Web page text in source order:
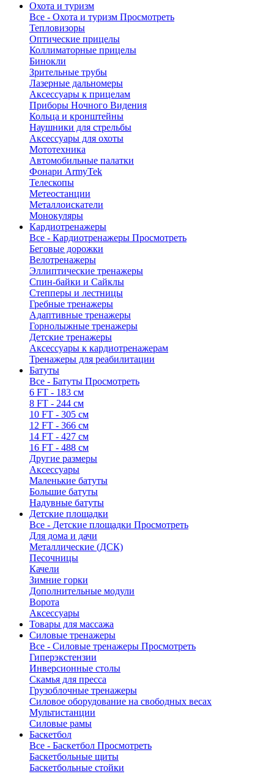
Охота и туризм
Все - Охота и туризм Просмотреть
Тепловизоры
Оптические прицелы
Коллиматорные прицелы
Бинокли
Зрительные трубы
Лазерные дальномеры
Аксессуары к прицелам
Приборы Ночного Видения
Кольца и кронштейны
Наушники для стрельбы
Аксессуары для охоты
Мототехника
Автомобильные палатки
Фонари ArmyTek
Телескопы
Метеостанции
Металлоискатели
Монокуляры
Кардиотренажеры
Все - Кардиотренажеры Просмотреть
Беговые дорожки
Велотренажеры
Эллиптические тренажеры
Спин-байки и Сайклы
Степперы и лестницы
Гребные тренажеры
Адаптивные тренажеры
Горнолыжные тренажеры
Детские тренажеры
Аксессуары к кардиотренажерам
Тренажеры для реабилитации
Батуты
Все - Батуты Просмотреть
6 FT - 183 см
8 FT - 244 см
10 FT - 305 см
12 FT - 366 см
14 FT - 427 см
16 FT - 488 см
Другие размеры
Аксессуары
Маленькие батуты
Большие батуты
Надувные батуты
Детские площадки
Все - Детские площадки Просмотреть
Для дома и дачи
Металлические (ДСК)
Песочницы
Качели
Зимние горки
Дополнительные модули
Ворота
Аксессуары
Товары для массажа
Силовые тренажеры
Все - Силовые тренажеры Просмотреть
Гиперэкстензии
Инверсионные столы
Скамья для пресса
Грузоблочные тренажеры
Силовое оборудование на свободных весах
Мультистанции
Силовые рамы
Баскетбол
Все - Баскетбол Просмотреть
Баскетбольные щиты
Баскетбольные стойки